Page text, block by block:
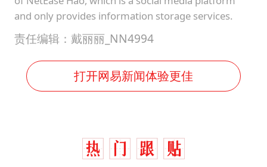
and only provides information storage services.
责任编辑：戴丽丽_NN4994
打开网易新闻体验更佳